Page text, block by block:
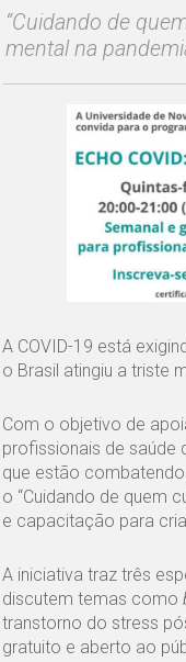
“Cuidando de
mental na
A COVID-19 está
o Brasil atingiu a triste
Com o objetivo de
profissionais de saúde
que estão
o “Cuidando de quem
e capacitação para
A iniciativa traz três
discutem temas como
transtorno do stress
gratuito e aberto ao